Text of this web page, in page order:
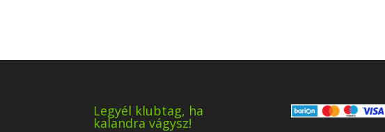
Legyél klubtag, ha
kalandra vágysz!